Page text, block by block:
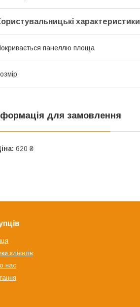
характеристики
панеллю площа
для замовлення
620 ₴
клієнтів
нас